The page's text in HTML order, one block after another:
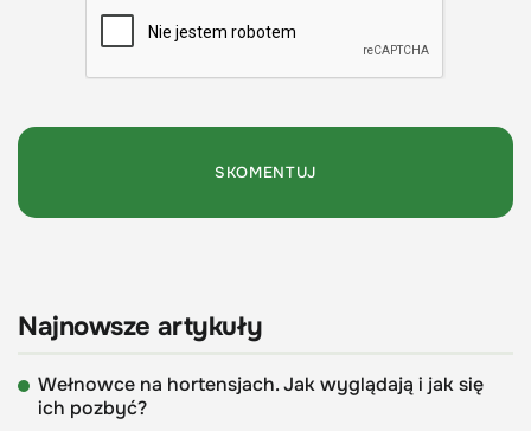
Najnowsze artykuły
Wełnowce na hortensjach. Jak wyglądają i jak się
ich pozbyć?